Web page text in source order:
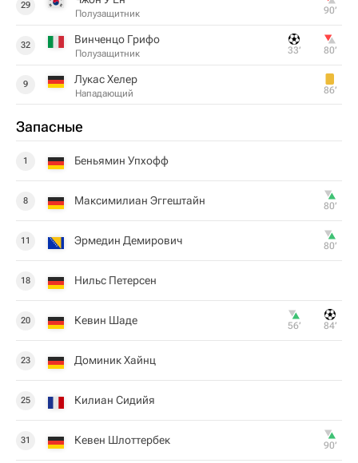
29
Полузащитник 90‎’‎
32 Винченцо Грифо
Полузащитник 33‎’‎ 80‎’‎
9 Лукас Хелер
Нападающий 86‎’‎
Запасные
1 Беньямин Упхофф
8 Максимилиан Эггештайн 80‎’‎
11 Эрмедин Демирович 80‎’‎
18 Нильс Петерсен
20 Кевин Шаде 56‎’‎ 84‎’‎
23 Доминик Хайнц
25 Килиан Сидийя
31 Кевен Шлоттербек 90‎’‎